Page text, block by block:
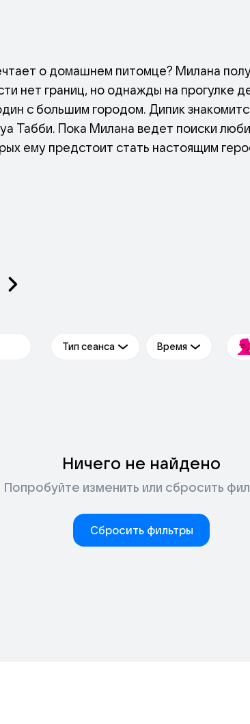
о домашнем питомце? Милана
нет границ, но однажды на прогулке
с большим городом. Дипик
Табби. Пока Милана ведет поиски
ему предстоит стать настоящим
Тип сеанса Время
Ничего не найдено
Попробуйте изменить или сбросить
Сбросить фильтры